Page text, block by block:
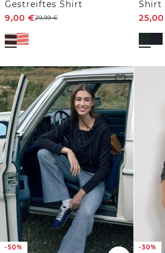
Gestreiftes Shirt
9,00 €29,99€
Shirt
25,00
-50% -30%